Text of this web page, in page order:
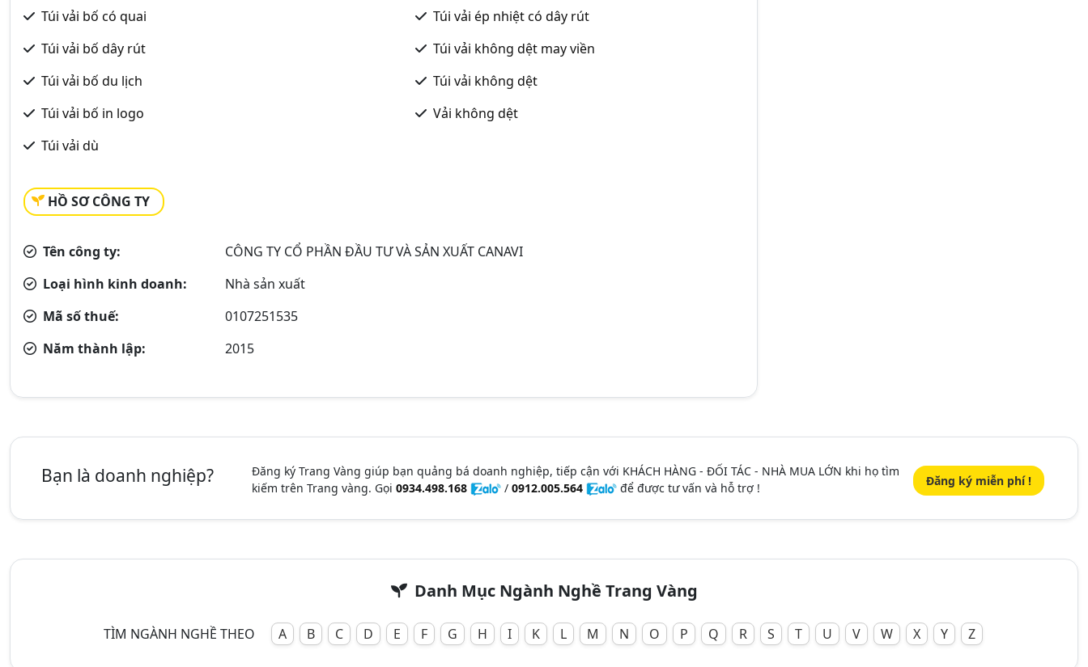
Túi vải bố có quai
Túi vải bố dây rút
Túi vải bố du lịch
Túi vải bố in logo
Túi vải dù
Túi vải ép nhiệt có dây rút
Túi vải không dệt may viền
Túi vải không dệt
Vải không dệt
HỒ SƠ CÔNG TY
Tên công ty:
CÔNG TY CỔ PHẦN ĐẦU TƯ VÀ SẢN XUẤT CANAVI
Loại hình kinh doanh:
Nhà sản xuất
Mã số thuế:
0107251535
Năm thành lập:
2015
Bạn là doanh nghiệp?
Đăng ký Trang Vàng giúp bạn quảng bá doanh nghiệp, tiếp cận với KHÁCH HÀNG - ĐỐI TÁC - NHÀ MUA LỚN khi họ tìm
kiếm trên Trang vàng. Gọi 0934.498.168 / 0912.005.564 để được tư vấn và hỗ trợ ! Đăng ký miễn phí !
Danh Mục Ngành Nghề Trang Vàng
TÌM NGÀNH NGHỀ THEO A B C D E F G H I K L M N O P Q R S T U V W X Y Z